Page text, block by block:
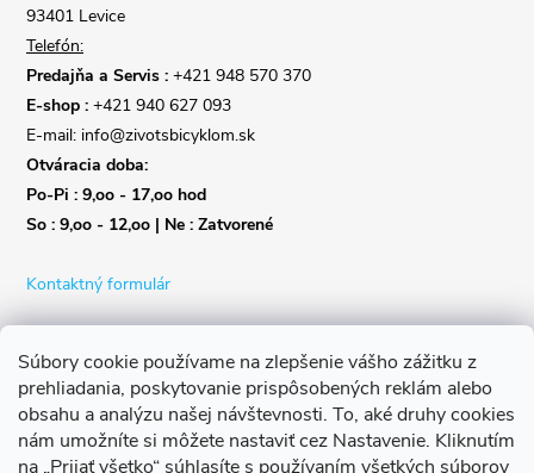
Súbory cookie používame na zlepšenie vášho zážitku z
prehliadania, poskytovanie prispôsobených reklám alebo
obsahu a analýzu našej návštevnosti. To, aké druhy cookies
nám umožníte si môžete nastaviť cez Nastavenie. Kliknutím
na „Prijať všetko“ súhlasíte s používaním všetkých súborov
93401 Levice
Telefón:
Predajňa a Servis : +421 948 570 370
E-shop : +421 940 627 093
E-mail: info@zivotsbicyklom.sk
Otváracia doba:
Po-Pi : 9,oo - 17,oo hod
So : 9,oo - 12,oo | Ne : Zatvorené
Kontaktný formulár